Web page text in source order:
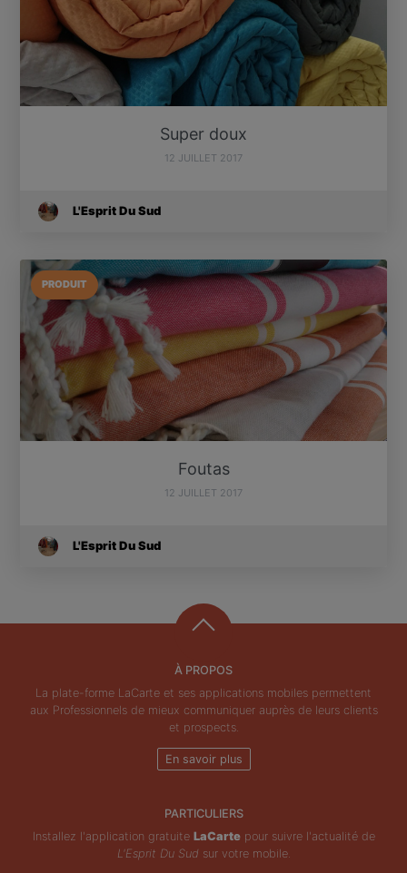
Super doux
12 JUILLET 2017
L'Esprit Du Sud
PRODUIT
Foutas
12 JUILLET 2017
L'Esprit Du Sud
À PROPOS
La plate-forme LaCarte et ses applications mobiles permettent
aux Professionnels de mieux communiquer auprès de leurs clients
et prospects.
En savoir plus
PARTICULIERS
Installez l'application gratuite LaCartepour suivre l'actualité de
L'Esprit Du Sud sur votre mobile.